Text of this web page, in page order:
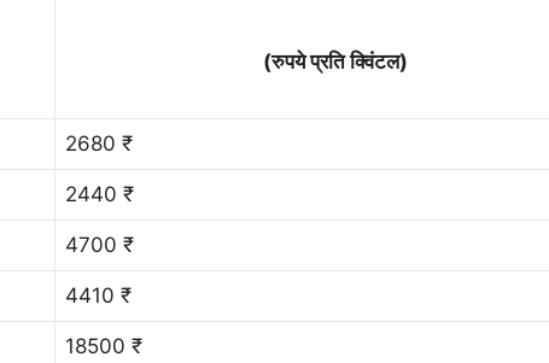
(रुपये प्रति क्विंटल)
2680 ₹
2440 ₹
4700 ₹
4410 ₹
18500 ₹